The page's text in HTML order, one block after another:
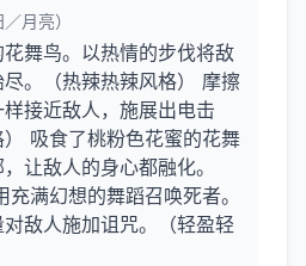
月亮）
舞鸟。以热情的步伐将敌
。（热辣热辣风格） 摩擦
接近敌人，施展出电击
吸食了桃粉色花蜜的花舞
让敌人的身心都融化。
充满幻想的舞蹈召唤死者。
敌人施加诅咒。（轻盈轻